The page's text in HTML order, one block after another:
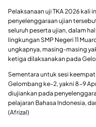
Pelaksanaan uji TKA 2026 kali
penyelenggaraan ujian
seluruh peserta ujian, dalam
lingkungan SMP Negeri 11
ungkapnya, masing-masing
ketiga dilaksanakan pada
Sementara untuk sesi
Gelombang ke-2, yakni 8-9
diujiankan pada
pelajaran Bahasa Indonesia,
(Afrizal)